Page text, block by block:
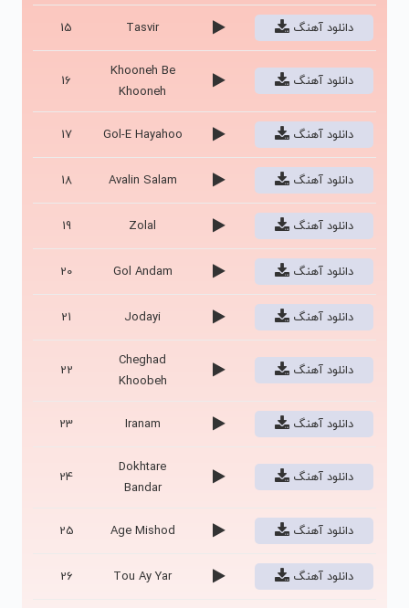
15 Tasvir دانلود آهنگ
16
Khooneh Be
Khooneh
دانلود آهنگ
17 Gol-E Hayahoo دانلود آهنگ
18 Avalin Salam دانلود آهنگ
19 Zolal دانلود آهنگ
20 Gol Andam دانلود آهنگ
21 Jodayi دانلود آهنگ
22
Cheghad
Khoobeh
دانلود آهنگ
23 Iranam دانلود آهنگ
24
Dokhtare
Bandar
دانلود آهنگ
25 Age Mishod دانلود آهنگ
26 Tou Ay Yar دانلود آهنگ